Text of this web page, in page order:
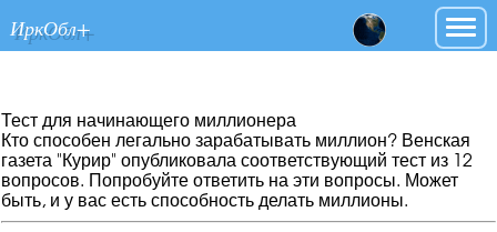
ИркОбл+
Тест для начинающего миллионера
Кто способен легально зарабатывать миллион? Венская
газета "Курир" опубликовала соответствующий тест из 12
вопросов. Попробуйте ответить на эти вопросы. Может
быть, и у вас есть способность делать миллионы.